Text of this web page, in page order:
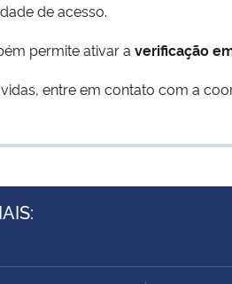
de acesso.
permite ativar a verificação
entre em contato com a